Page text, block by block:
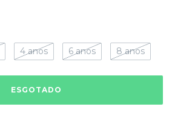
4 anos 6 anos 8 anos